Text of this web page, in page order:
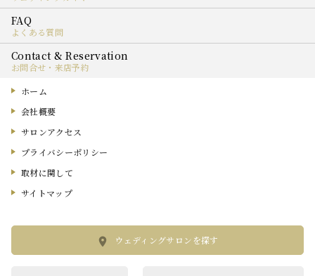
よくある質問
お問合せ・来店予約
ホーム
会社概要
サロンアクセス
プライバシーポリシー
取材に関して
サイトマップ
ウェディングサロンを探す